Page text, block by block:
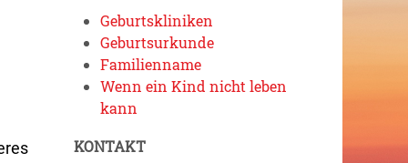
Geburtskliniken
Geburtsurkunde
Familienname
Wenn ein Kind nicht leben
kann
KONTAKT